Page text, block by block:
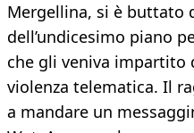
Mergellina, si è buttato
dell’undicesimo piano
che gli veniva impartito
violenza telematica. Il
a mandare un